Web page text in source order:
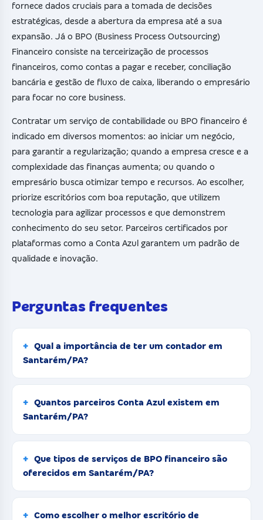
fornece dados cruciais para a tomada de decisões
estratégicas, desde a abertura da empresa até a sua
expansão. Já o BPO (Business Process Outsourcing)
Financeiro consiste na terceirização de processos
financeiros, como contas a pagar e receber, conciliação
bancária e gestão de fluxo de caixa, liberando o empresário
para focar no core business.
Contratar um serviço de contabilidade ou BPO financeiro é
indicado em diversos momentos: ao iniciar um negócio,
para garantir a regularização; quando a empresa cresce e a
complexidade das finanças aumenta; ou quando o
empresário busca otimizar tempo e recursos. Ao escolher,
priorize escritórios com boa reputação, que utilizem
tecnologia para agilizar processos e que demonstrem
conhecimento do seu setor. Parceiros certificados por
plataformas como a Conta Azul garantem um padrão de
qualidade e inovação.
Perguntas frequentes
Qual a importância de ter um contador em
Santarém/PA?
Quantos parceiros Conta Azul existem em
Santarém/PA?
Que tipos de serviços de BPO financeiro são
oferecidos em Santarém/PA?
Como escolher o melhor escritório de